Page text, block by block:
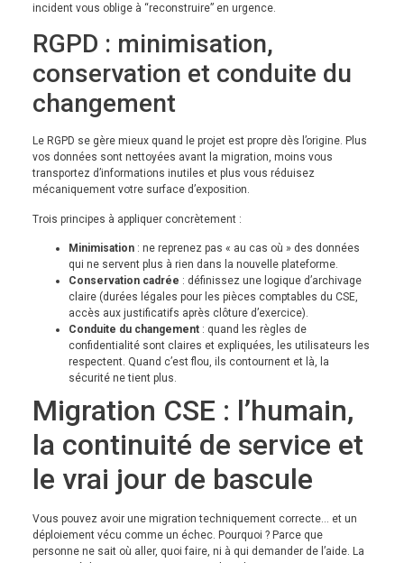
incident vous oblige à “reconstruire” en urgence.
RGPD : minimisation,
conservation et conduite du
changement
Le RGPD se gère mieux quand le projet est propre dès l’origine. Plus
vos données sont nettoyées avant la migration, moins vous
transportez d’informations inutiles et plus vous réduisez
mécaniquement votre surface d’exposition.
Trois principes à appliquer concrètement :
Minimisation : ne reprenez pas « au cas où » des données
qui ne servent plus à rien dans la nouvelle plateforme.
Conservation cadrée : définissez une logique d’archivage
claire (durées légales pour les pièces comptables du CSE,
accès aux justificatifs après clôture d’exercice).
Conduite du changement : quand les règles de
confidentialité sont claires et expliquées, les utilisateurs les
respectent. Quand c’est flou, ils contournent et là, la
sécurité ne tient plus.
Migration CSE : l’humain,
la continuité de service et
le vrai jour de bascule
Vous pouvez avoir une migration techniquement correcte… et un
déploiement vécu comme un échec. Pourquoi ? Parce que
personne ne sait où aller, quoi faire, ni à qui demander de l’aide. La